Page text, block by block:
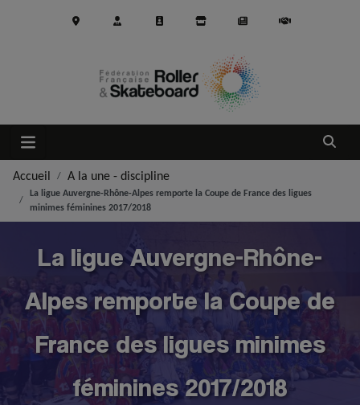
Ouvrir
Accueil A la une - discipline
La ligue Auvergne-Rhône-Alpes remporte la Coupe de France des ligues
minimes féminines 2017/2018
La ligue Auvergne-Rhône-
Alpes remporte la Coupe de
France des ligues minimes
féminines 2017/2018